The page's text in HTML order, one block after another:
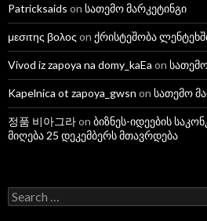
Patricksaids on სათემო მარკეტინგი
μεσιτης βολος on ქრისტეშობა
Vivod iz zapoya na domy_kaEa on
Kapelnica ot zapoya_gwsn on სათემო
정품 비아그라on ბიზნეს-იდეების
მიღება 25 დეკემბერს მთავრდება
S
e